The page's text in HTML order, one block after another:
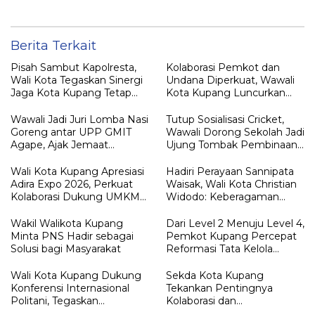
Berita Terkait
Pisah Sambut Kapolresta,
Wali Kota Tegaskan Sinergi
Jaga Kota Kupang Tetap
Kolaborasi Pemkot dan
Undana Diperkuat, Wawali
Kota Kupang Luncurkan
2026
Wawali Jadi Juri Lomba Nasi
Goreng antar UPP GMIT
Agape, Ajak Jemaat
Kebersamaan
Tutup Sosialisasi Cricket,
Wawali Dorong Sekolah Jadi
Ujung Tombak Pembinaan
Wali Kota Kupang Apresiasi
Adira Expo 2026, Perkuat
Kolaborasi Dukung UMKM
Hadiri Perayaan Sannipata
Waisak, Wali Kota Christian
Widodo: Keberagaman
Wakil Walikota Kupang
Minta PNS Hadir sebagai
Solusi bagi Masyarakat
Dari Level 2 Menuju Level 4,
Pemkot Kupang Percepat
Reformasi Tata Kelola
Wali Kota Kupang Dukung
Konferensi Internasional
Politani, Tegaskan
Sekda Kota Kupang
Tekankan Pentingnya
Kolaborasi dan